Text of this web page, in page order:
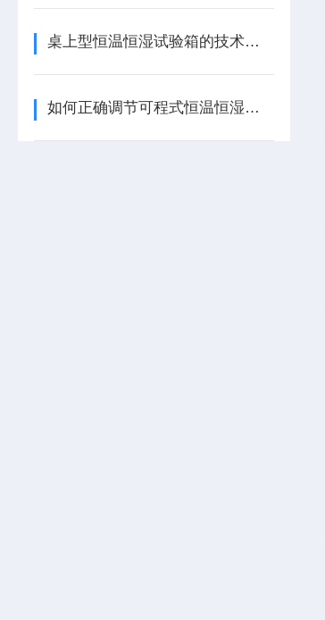
桌上型恒温恒湿试验箱的技术特点及适用范围
如何正确调节可程式恒温恒湿试验箱的温湿度？